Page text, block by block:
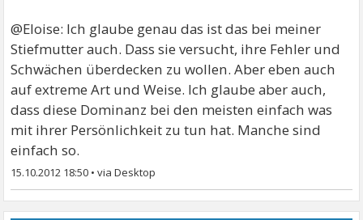
@Eloise: Ich glaube genau das ist das bei meiner
Stiefmutter auch. Dass sie versucht, ihre Fehler und
Schwächen überdecken zu wollen. Aber eben auch
auf extreme Art und Weise. Ich glaube aber auch,
dass diese Dominanz bei den meisten einfach was
mit ihrer Persönlichkeit zu tun hat. Manche sind
einfach so.
15.10.2012 18:50 •